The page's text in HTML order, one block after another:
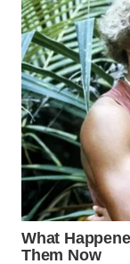
WN
PADANG
LAWAS
WN
SUMEDANG
WN
CIANJUR
WN